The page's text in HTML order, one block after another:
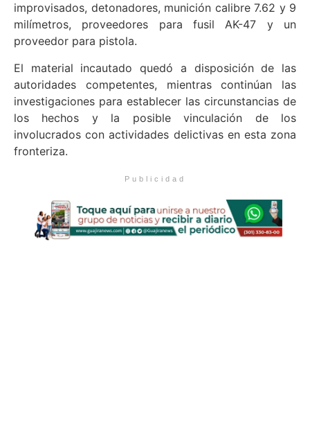
improvisados, detonadores, munición calibre 7.62 y 9
milímetros, proveedores para fusil AK-47 y un
proveedor para pistola.
El material incautado quedó a disposición de las
autoridades competentes, mientras continúan las
investigaciones para establecer las circunstancias de
los hechos y la posible vinculación de los
involucrados con actividades delictivas en esta zona
fronteriza.
Publicidad